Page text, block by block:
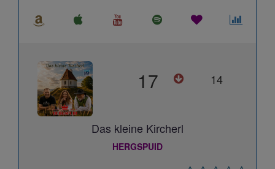
17 14
Das kleine Kircherl
HERGSPUID